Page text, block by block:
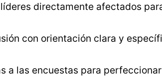
directamente afectados
con orientación clara y
a las encuestas para